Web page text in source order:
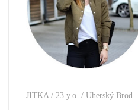
JITKA / 23 y.o. / Uherský Brod